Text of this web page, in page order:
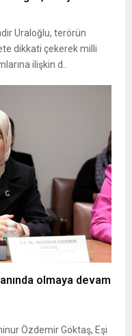
Uraloğlu, terörün
dikkati çekerek milli
ilişkin d..
olmaya devam
Özdemir Göktaş, Eşi